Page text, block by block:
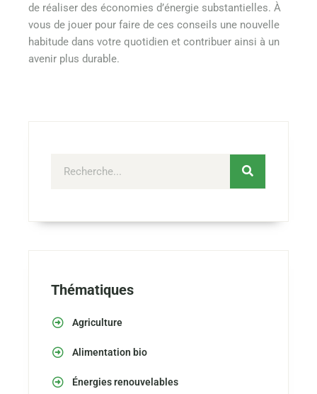
de réaliser des économies d’énergie substantielles. À
vous de jouer pour faire de ces conseils une nouvelle
habitude dans votre quotidien et contribuer ainsi à un
avenir plus durable.
Thématiques
Agriculture
Alimentation bio
Énergies renouvelables